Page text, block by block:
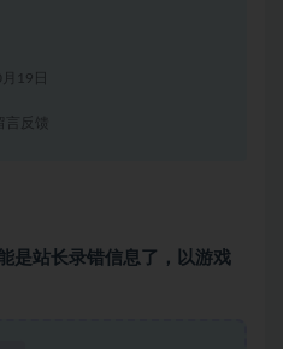
19日
反馈
是站长录错信息了，以游戏